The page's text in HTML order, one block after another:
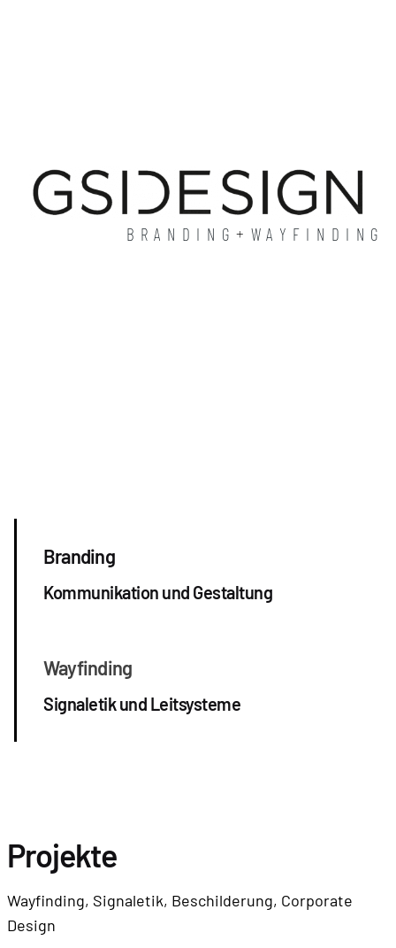
WAYFINDING
+
BRANDING
Branding
Kommunikation und Gestaltung
Wayfinding
Signaletik und Leitsysteme
Projekte
Wayfinding, Signaletik, Beschilderung, Corporate
Design